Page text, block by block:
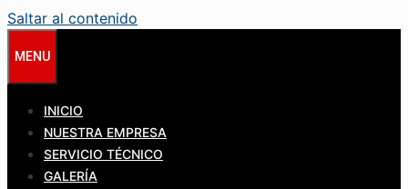
Saltar al contenido
MENU
INICIO
NUESTRA EMPRESA
SERVICIO TÉCNICO
GALERÍA